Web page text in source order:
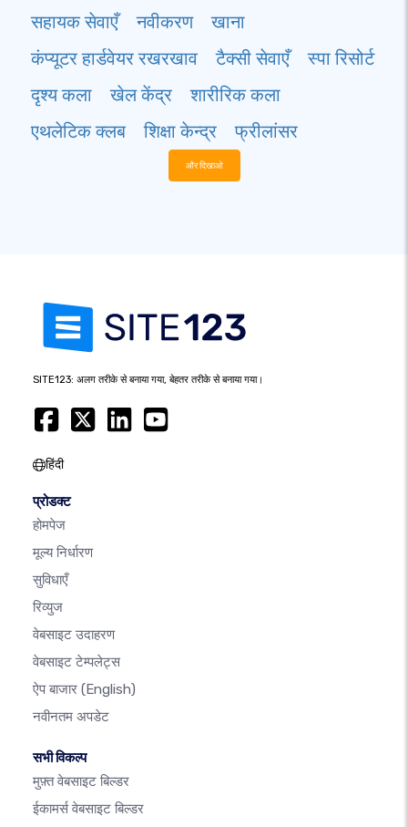
सहायक सेवाएँ
नवीकरण
खाना
कंप्यूटर हार्डवेयर रखरखाव
टैक्सी सेवाएँ
स्पा रिसोर्ट
दृश्य कला
खेल केंद्र
शारीरिक कला
एथलेटिक क्लब
शिक्षा केन्द्र फ्रीलांसर
और दिखाओ
SITE123: अलग तरीके से बनाया गया, बेहतर तरीके से बनाया गया।
हिंदी
प्रोडक्ट
होमपेज
मूल्य निर्धारण
सुविधाएँ
रिव्युज
वेबसाइट उदाहरण
वेबसाइट टेम्पलेट्स
ऐप बाजार (English)
नवीनतम अपडेट
सभी विकल्प
मुफ़्त वेबसाइट बिल्डर
ईकामर्स वेबसाइट बिल्डर